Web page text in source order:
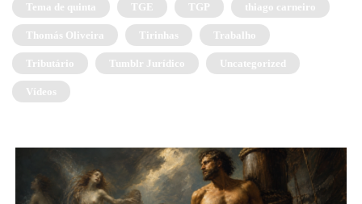
Tema de quinta TGE TGP thiago carneiro
Thomás Oliveira Tirinhas Trabalho
Tributário Tumblr Jurídico Uncategorized
Vídeos